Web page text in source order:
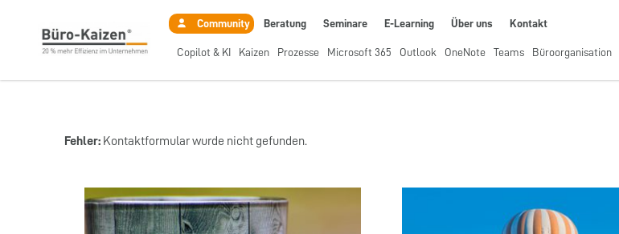
Community Beratung Seminare E-Learning Über uns Kontakt
Copilot & KI Kaizen Prozesse Microsoft 365 Outlook OneNote Teams Büroorganisation
Fehler:Kontaktformular wurde nicht gefunden.